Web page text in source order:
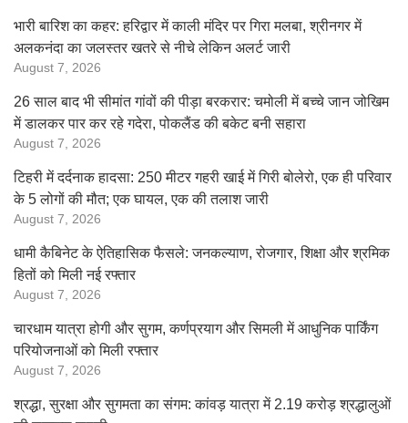
भारी बारिश का कहर: हरिद्वार में काली मंदिर पर गिरा मलबा, श्रीनगर में
अलकनंदा का जलस्तर खतरे से नीचे लेकिन अलर्ट जारी
August 7, 2026
26 साल बाद भी सीमांत गांवों की पीड़ा बरकरार: चमोली में बच्चे जान जोखिम
में डालकर पार कर रहे गदेरा, पोकलैंड की बकेट बनी सहारा
August 7, 2026
टिहरी में दर्दनाक हादसा: 250 मीटर गहरी खाई में गिरी बोलेरो, एक ही परिवार
के 5 लोगों की मौत; एक घायल, एक की तलाश जारी
August 7, 2026
धामी कैबिनेट के ऐतिहासिक फैसले: जनकल्याण, रोजगार, शिक्षा और श्रमिक
हितों को मिली नई रफ्तार
August 7, 2026
चारधाम यात्रा होगी और सुगम, कर्णप्रयाग और सिमली में आधुनिक पार्किंग
परियोजनाओं को मिली रफ्तार
August 7, 2026
श्रद्धा, सुरक्षा और सुगमता का संगम: कांवड़ यात्रा में 2.19 करोड़ श्रद्धालुओं